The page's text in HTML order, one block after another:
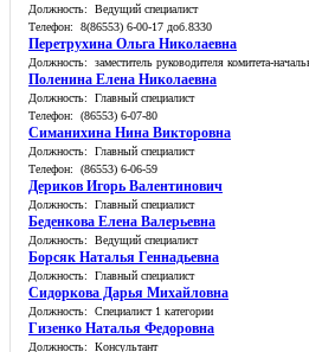
Должность: Ведущий специалист
Телефон: 8(86553) 6-00-17 доб.8330
Перетрухина Ольга Николаевна
Должность: заместитель руководителя комитета-
Поленина Елена Николаевна
Должность: Главный специалист
Телефон: (86553) 6-07-80
Симанихина Нина Викторовна
Должность: Главный специалист
Телефон: (86553) 6-06-59
Дериков Игорь Валентинович
Должность: Главный специалист
Беденкова Елена Валерьевна
Должность: Ведущий специалист
Борсяк Наталья Геннадьевна
Должность: Главный специалист
Сидоркова Дарья Михайловна
Должность: Специалист 1 категории
Гизенко Наталья Федоровна
Должность: Консультант